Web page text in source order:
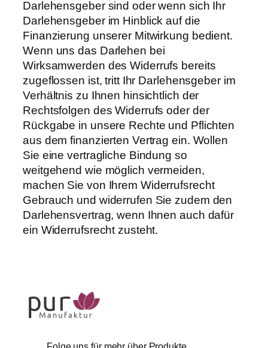
Darlehensgeber sind oder wenn sich Ihr
Darlehensgeber im Hinblick auf die
Finanzierung unserer Mitwirkung bedient.
Wenn uns das Darlehen bei
Wirksamwerden des Widerrufs bereits
zugeflossen ist, tritt Ihr Darlehensgeber im
Verhältnis zu Ihnen hinsichtlich der
Rechtsfolgen des Widerrufs oder der
Rückgabe in unsere Rechte und Pflichten
aus dem finanzierten Vertrag ein. Wollen
Sie eine vertragliche Bindung so
weitgehend wie möglich vermeiden,
machen Sie von Ihrem Widerrufsrecht
Gebrauch und widerrufen Sie zudem den
Darlehensvertrag, wenn Ihnen auch dafür
ein Widerrufsrecht zusteht.